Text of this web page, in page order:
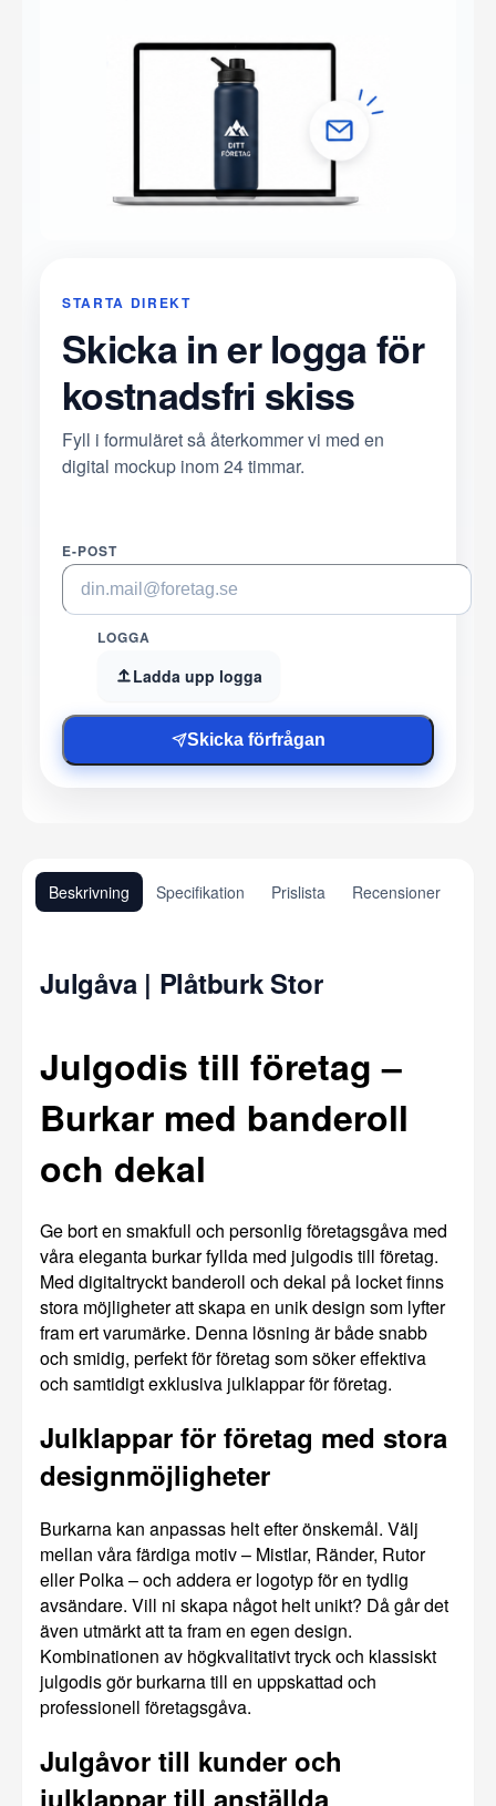
STARTA DIREKT
Skicka in er logga för
kostnadsfri skiss
Fyll i formuläret så återkommer vi med en
digital mockup inom 24 timmar.
E-POST
LOGGA
Ladda upp logga
Skicka förfrågan
Beskrivning Specifikation Prislista Recensioner
Julgåva | Plåtburk Stor
Julgodis till företag –
Burkar med banderoll
och dekal
Ge bort en smakfull och personlig företagsgåva med
våra eleganta burkar fyllda med julgodis till företag.
Med digitaltryckt banderoll och dekal på locket finns
stora möjligheter att skapa en unik design som lyfter
fram ert varumärke. Denna lösning är både snabb
och smidig, perfekt för företag som söker effektiva
och samtidigt exklusiva julklappar för företag.
Julklappar för företag med stora
designmöjligheter
Burkarna kan anpassas helt efter önskemål. Välj
mellan våra färdiga motiv – Mistlar, Ränder, Rutor
eller Polka – och addera er logotyp för en tydlig
avsändare. Vill ni skapa något helt unikt? Då går det
även utmärkt att ta fram en egen design.
Kombinationen av högkvalitativt tryck och klassiskt
julgodis gör burkarna till en uppskattad och
professionell företagsgåva.
Julgåvor till kunder och
julklappar till anställda